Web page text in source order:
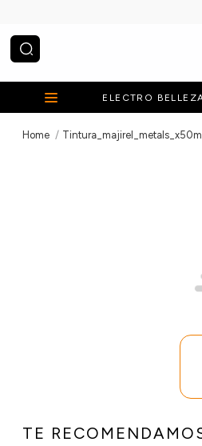
¿Qué estás buscando?
ELECTRO
TE